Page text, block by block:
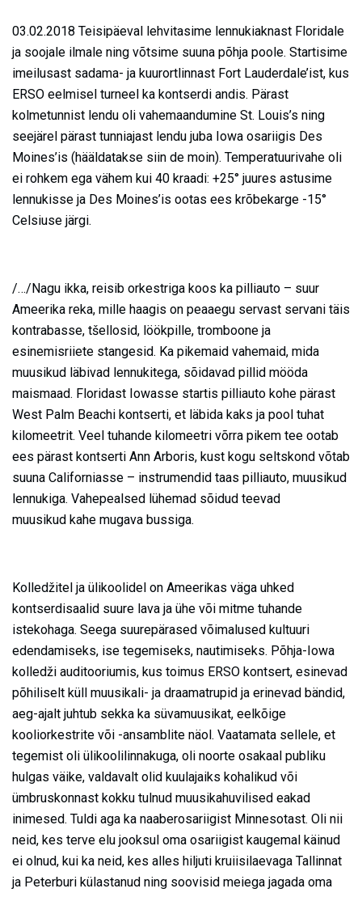
03.02.2018 Teisipäeval lehvitasime lennukiaknast Floridale
ja soojale ilmale ning võtsime suuna põhja poole. Startisime
imeilusast sadama- ja kuurortlinnast Fort Lauderdale’ist, kus
ERSO eelmisel turneel ka kontserdi andis. Pärast
kolmetunnist lendu oli vahemaandumine St. Louis’s ning
seejärel pärast tunniajast lendu juba Iowa osariigis Des
Moines’is (hääldatakse siin de moin). Temperatuurivahe oli
ei rohkem ega vähem kui 40 kraadi: +25° juures astusime
lennukisse ja Des Moines’is ootas ees krõbekarge -15°
Celsiuse järgi.
/…/Nagu ikka, reisib orkestriga koos ka pilliauto – suur
Ameerika reka, mille haagis on peaaegu servast servani täis
kontrabasse, tšellosid, löökpille, tromboone ja
esinemisriiete stangesid. Ka pikemaid vahemaid, mida
muusikud läbivad lennukitega, sõidavad pillid mööda
maismaad. Floridast Iowasse startis pilliauto kohe pärast
West Palm Beachi kontserti, et läbida kaks ja pool tuhat
kilomeetrit. Veel tuhande kilomeetri võrra pikem tee ootab
ees pärast kontserti Ann Arboris, kust kogu seltskond võtab
suuna Californiasse – instrumendid taas pilliauto, muusikud
lennukiga. Vahepealsed lühemad sõidud teevad
muusikud kahe mugava bussiga.
Kolledžitel ja ülikoolidel on Ameerikas väga uhked
kontserdisaalid suure lava ja ühe või mitme tuhande
istekohaga. Seega suurepärased võimalused kultuuri
edendamiseks, ise tegemiseks, nautimiseks. Põhja-Iowa
kolledži auditooriumis, kus toimus ERSO kontsert, esinevad
põhiliselt küll muusikali- ja draamatrupid ja erinevad bändid,
aeg-ajalt juhtub sekka ka süvamuusikat, eelkõige
kooliorkestrite või -ansamblite näol. Vaatamata sellele, et
tegemist oli ülikoolilinnakuga, oli noorte osakaal publiku
hulgas väike, valdavalt olid kuulajaiks kohalikud või
ümbruskonnast kokku tulnud muusikahuvilised eakad
inimesed. Tuldi aga ka naaberosariigist Minnesotast. Oli nii
neid, kes terve elu jooksul oma osariigist kaugemal käinud
ei olnud, kui ka neid, kes alles hiljuti kruiisilaevaga Tallinnat
ja Peterburi külastanud ning soovisid meiega jagada oma